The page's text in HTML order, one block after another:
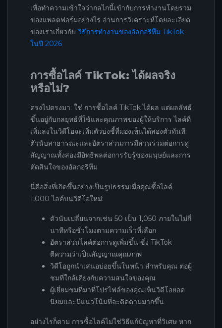
เพื่อทำความเข้าใจว่ากลไกนี้เข้ากับการทำงานโดยรวม
ของแพลตฟอร์มอย่างไร อ่านการวิเคราะห์โดยละเอียด
ของเราเกี่ยวกับ วิธีการทำงานของอัลกอริทึม TikTok
ในปี 2026
การซื้อไลค์ TikTok: ได้ผลจริง
หรือไม่?
ตรงไปตรงมา: ใช่ การซื้อไลค์ TikTok ได้ผล แต่ผลลัพธ์
ขึ้นอยู่กับกลยุทธ์ที่ใช้และคุณภาพของผู้ให้บริการ ไลค์ที่
เพิ่มลงในวิดีโอจะเพิ่มตัวบ่งชี้ที่มองเห็นได้สองตัวทันที:
ตัวนับสาธารณะและอัตราส่วนการมีส่วนร่วมต่อการดู
สัญญาณทั้งสองมีอิทธิพลต่อการรับรู้ของมนุษย์และการ
ตัดสินใจของอัลกอริทึม
นี่คือสิ่งที่เกิดขึ้นอย่างเป็นรูปธรรมเมื่อคุณซื้อไลค์
1,000 ไลค์บนวิดีโอใหม่:
ตัวนับเปลี่ยนจากเช่น 50 เป็น 1,050 ภายในไม่กี่
นาทีหรือชั่วโมงตามความเร็วที่เลือก
อัตราส่วนไลค์ต่อการดูเพิ่มขึ้น ซึ่ง TikTok
ตีความว่าเป็นสัญญาณคุณภาพ
วิดีโอถูกนำเสนอบ่อยขึ้นในหน้า สำหรับคุณ ต่อผู้
ชมที่ใกล้เคียงกับความสนใจของคุณ
ผู้เยี่ยมชมที่มาที่โปรไฟล์ของคุณเห็นวิดีโอยอด
นิยมและมีแนวโน้มที่จะติดตามมากขึ้น
อย่างไรก็ตาม การซื้อไลค์ไม่ใช่วิธีแก้ปัญหาที่วิเศษ หาก